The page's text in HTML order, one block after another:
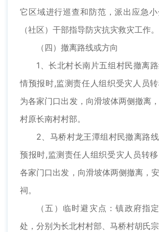
它区域进行巡查和防范，派出应急
（社区）干部指导防灾抗灾救灾工作。
（四）撤离路线或方向
1、长北村长南片五组村民撤离
情预报时,监测责任人组织受灾人员
为各家门口出发，向滑坡体两侧撤离
村原长南村村部。
2、马桥村龙王潭组村民撤离路
预报时,监测责任人组织受灾人员转
各家门口出发，向滑坡体两侧撤离，
祠。
（五）临时避灾点：镇政府指
处，分别为长北村村部、马桥村胡氏宗